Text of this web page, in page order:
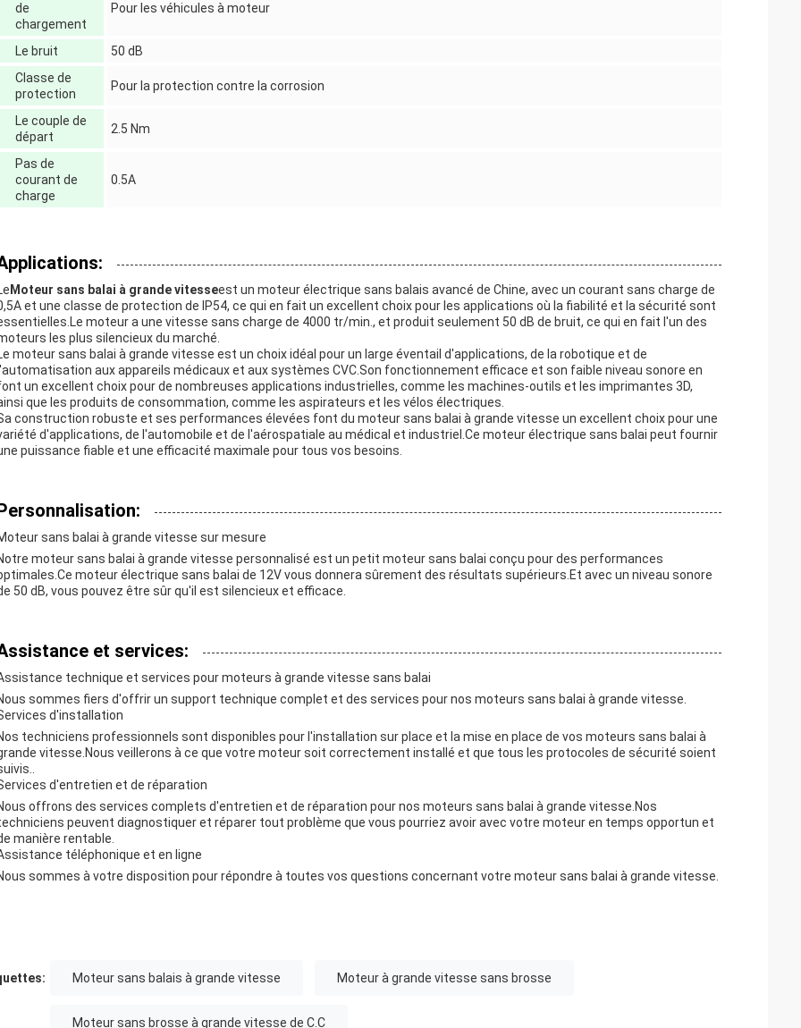
de
chargement
Pour les véhicules à moteur
Le bruit
50 dB
Classe de
protection
Pour la protection contre la corrosion
Le couple de
départ
2.5 Nm
Pas de
courant de
charge
0.5A
Moteur sans balai à grande vitesseest un moteur électrique sans balais avancé de Chine, avec un courant sans charge de
et une classe de protection de IP54, ce qui en fait un excellent choix pour les applications où la fiabilité et la sécurité sont
moteur a une vitesse sans charge de 4000 tr/min., et produit seulement 50 dB de bruit, ce qui en fait l'un des
les plus silencieux du marché.
moteur sans balai à grande vitesse est un choix idéal pour un large éventail d'applications, de la robotique et de
aux appareils médicaux et aux systèmes CVC.Son fonctionnement efficace et son faible niveau sonore en
un excellent choix pour de nombreuses applications industrielles, comme les machines-outils et les imprimantes 3D,
que les produits de consommation, comme les aspirateurs et les vélos électriques.
construction robuste et ses performances élevées font du moteur sans balai à grande vitesse un excellent choix pour une
d'applications, de l'automobile et de l'aérospatiale au médical et industriel.Ce moteur électrique sans balai peut fournir
puissance fiable et une efficacité maximale pour tous vos besoins.
sans balai à grande vitesse sur mesure
moteur sans balai à grande vitesse personnalisé est un petit moteur sans balai conçu pour des performances
moteur électrique sans balai de 12V vous donnera sûrement des résultats supérieurs.Et avec un niveau sonore
50 dB, vous pouvez être sûr qu'il est silencieux et efficace.
et services:
technique et services pour moteurs à grande vitesse sans balai
sommes fiers d'offrir un support technique complet et des services pour nos moteurs sans balai à grande vitesse.
d'installation
techniciens professionnels sont disponibles pour l'installation sur place et la mise en place de vos moteurs sans balai à
vitesse.Nous veillerons à ce que votre moteur soit correctement installé et que tous les protocoles de sécurité soient
d'entretien et de réparation
offrons des services complets d'entretien et de réparation pour nos moteurs sans balai à grande vitesse.Nos
peuvent diagnostiquer et réparer tout problème que vous pourriez avoir avec votre moteur en temps opportun et
manière rentable.
téléphonique et en ligne
sommes à votre disposition pour répondre à toutes vos questions concernant votre moteur sans balai à grande vitesse.
Moteur sans balais à grande vitesse Moteur à grande vitesse sans brosse
Moteur sans brosse à grande vitesse de C.C